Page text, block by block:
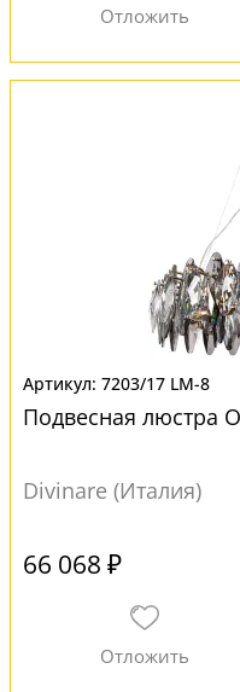
7203/17 LM-8
Подвесная люстра
Divinare (Италия)
66 068 ₽